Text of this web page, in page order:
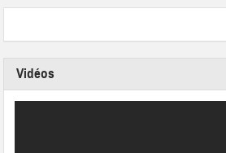
Vidéos